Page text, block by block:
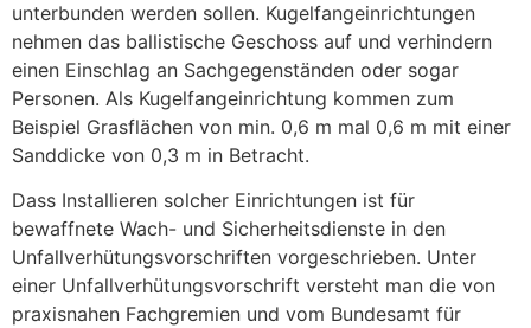
unterbunden werden sollen. Kugelfangeinrichtungen
nehmen das ballistische Geschoss auf und verhindern
einen Einschlag an Sachgegenständen oder sogar
Personen. Als Kugelfangeinrichtung kommen zum
Beispiel Grasflächen von min. 0,6 m mal 0,6 m mit einer
Sanddicke von 0,3 m in Betracht.
Dass Installieren solcher Einrichtungen ist für
bewaffnete Wach- und Sicherheitsdienste in den
Unfallverhütungsvorschriften vorgeschrieben. Unter
einer Unfallverhütungsvorschrift versteht man die von
praxisnahen Fachgremien und vom Bundesamt für